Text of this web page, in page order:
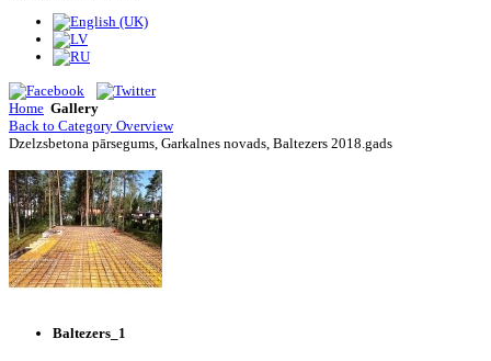
Home Gallery
Back to Category Overview
Dzelzsbetona pārsegums, Garkalnes novads, Baltezers 2018.gads
Baltezers_1